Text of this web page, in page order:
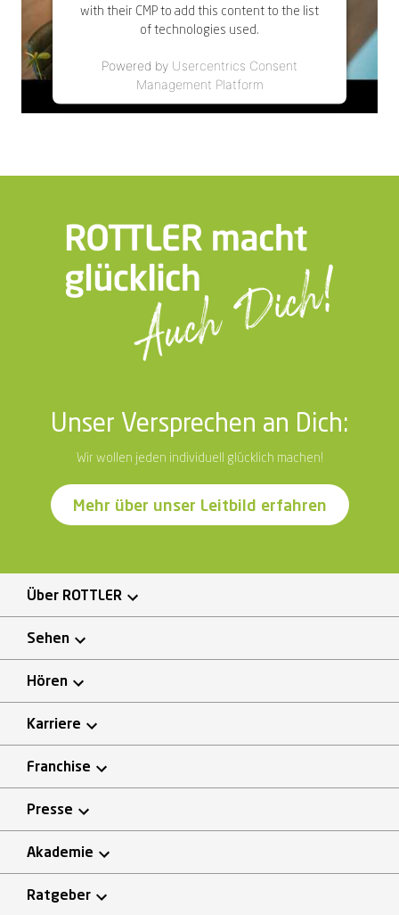
with their CMP to add this content to the list
of technologies used.
Powered by Usercentrics Consent
Management Platform
Unser Versprechen an Dich:
Wir wollen jeden individuell glücklich machen!
Mehr über unser Leitbild erfahren
Über ROTTLER
Sehen
Hören
Karriere
Franchise
Presse
Akademie
Ratgeber